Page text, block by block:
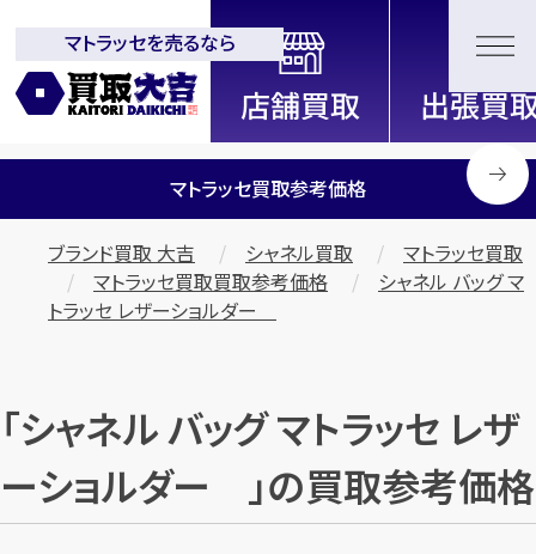
全国2000店舗以上展開中！
信頼と実績の買取専門店「買取大
吉」
マトラッセを売るなら
マトラッセ買取参考価格
ブランド買取 大吉 シャネル買取
マトラッセ買取
マトラッセ買取買取参考価格
シャネル バッグ マ
トラッセ レザーショルダー
「シャネル バッグ マトラッセ レザ
ーショルダー 」の買取参考価格